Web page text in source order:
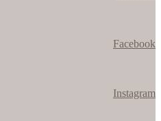
Facebook
Instagram